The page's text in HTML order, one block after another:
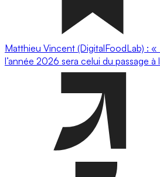
Matthieu Vincent (DigitalFoodLab) :
l’année 2026 sera celui du passage à